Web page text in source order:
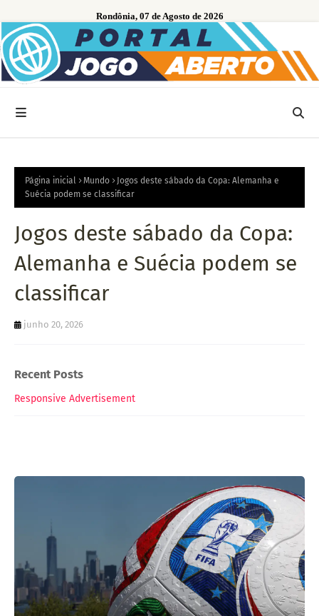
Rondônia, 07 de Agosto de 2026
Página inicial Mundo
Jogos deste sábado da Copa: Alemanha e
Suécia podem se classificar
Jogos deste sábado da Copa:
Alemanha e Suécia podem se
classificar
junho 20, 2026
Recent Posts
Responsive Advertisement